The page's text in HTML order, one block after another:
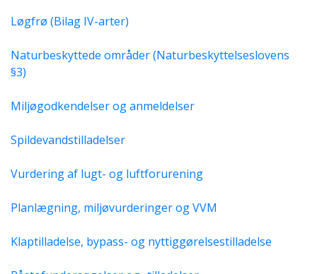
Løgfrø (Bilag IV-arter)
Naturbeskyttede områder (Naturbeskyttelseslovens
§3)
Miljøgodkendelser og anmeldelser
Spildevandstilladelser
Vurdering af lugt- og luftforurening
Planlægning, miljøvurderinger og VVM
Klaptilladelse, bypass- og nyttiggørelsestilladelse